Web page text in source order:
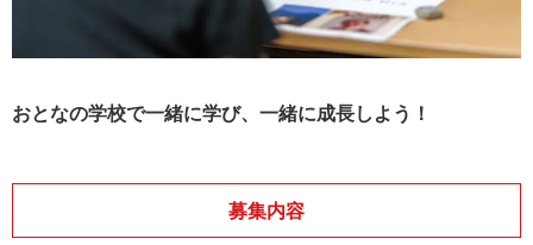
おとなの学校で一緒に学び、一緒に成長しよう！
募集内容